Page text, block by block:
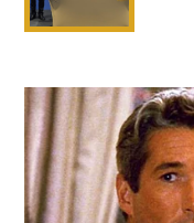
ขณะเดียวกัน ในช่ว
หวา, ถัง เกิงเซิ่ง
จูหยวนจาง และหู
ด้านมรดกทางวัฒนธ
เปิดประเด็นเจาะลึกแ
และความจำเป็นใน
ราชวงศ์หมิง